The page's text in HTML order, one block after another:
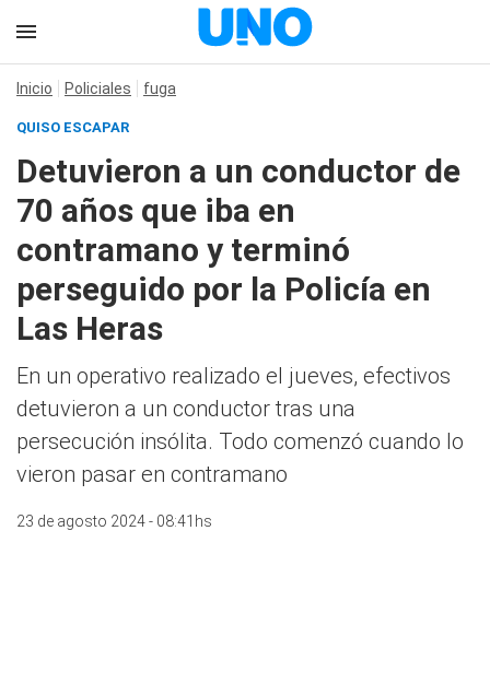
Inicio Policiales fuga
QUISO ESCAPAR
Detuvieron a un conductor de
70 años que iba en
contramano y terminó
perseguido por la Policía en
Las Heras
En un operativo realizado el jueves, efectivos
detuvieron a un conductor tras una
persecución insólita. Todo comenzó cuando lo
vieron pasar en contramano
23 de agosto 2024 - 08:41hs